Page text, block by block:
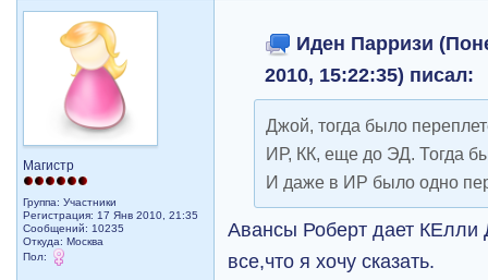
Магистр
Группа: Участники
Регистрация: 17 Янв 2010, 21:35
Сообщений: 10235
Откуда: Москва
Пол:
Иден Парризи
2010, 15:22:35) писал:
Джой, тогда было
ИР, КК, еще до ЭД. Тогда
И даже в ИР было одно
Авансы Роберт дает
все,что я хочу сказать.